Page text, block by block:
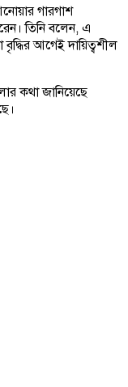
গারগাশ
তিনি বলেন, এ
আগেই দায়িত্বশীল
কথা জানিয়েছে